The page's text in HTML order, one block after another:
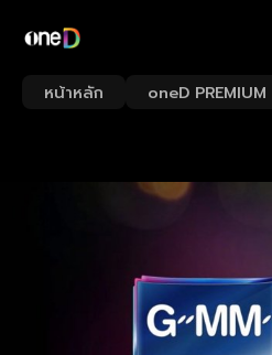
หน้าหลัก oneD PREMIUM